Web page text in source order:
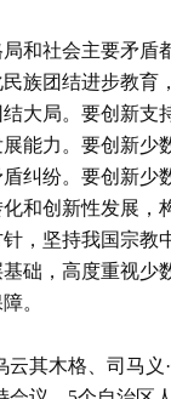
和社会主要矛盾
族团结进步教育
大局。要创新支
能力。要创新少
纠纷。要创新少
和创新性发展，
，坚持我国宗教
础，高度重视少
。
其木格、司马